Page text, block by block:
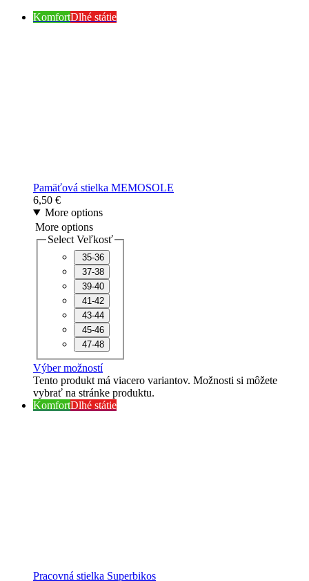
KomfortDlhé státie
Pamäťová stielka MEMOSOLE
6,50 €
More options
More options
Select Veľkosť
35-36
37-38
39-40
41-42
43-44
45-46
47-48
Výber možností
Tento produkt má viacero variantov. Možnosti si môžete
vybrať na stránke produktu.
KomfortDlhé státie
Pracovná stielka Superbikos